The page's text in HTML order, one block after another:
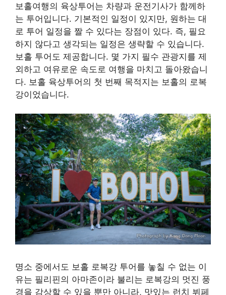
보홀여행의 육상투어는 차량과 운전기사가 함께하
는 투어입니다. 기본적인 일정이 있지만, 원하는 대
로 투어 일정을 짤 수 있다는 장점이 있다. 즉, 필요
하지 않다고 생각되는 일정은 생략할 수 있습니다.
보홀 투어도 제공합니다. 몇 가지 필수 관광지를 제
외하고 여유로운 속도로 여행을 마치고 돌아왔습니
다. 보홀 육상투어의 첫 번째 목적지는 보홀의 로복
강이었습니다.
명소 중에서도 보홀 로복강 투어를 놓칠 수 없는 이
유는 필리핀의 아마존이라 불리는 로복강의 멋진 풍
경을 감상할 수 있을 뿐만 아니라, 맛있는 런치 뷔페